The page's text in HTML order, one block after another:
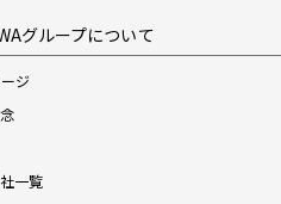
グループについて
ジ
一覧